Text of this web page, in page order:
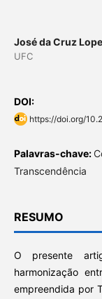
José da Cruz
UFC
DOI:
https://doi.org/
Palavras-chave:
Transcendência
RESUMO
O presente
harmonização
empreendida por